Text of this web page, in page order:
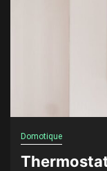
Domotique